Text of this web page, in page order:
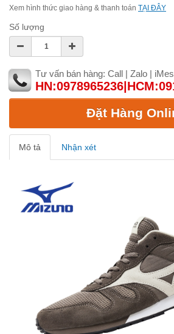
Xem hình thức giao hàng & thanh toán TẠI ĐÂY
Số lượng
Tư vấn bán hàng: Call | Zalo |
Đặt Hàng
Mô tả Nhận xét